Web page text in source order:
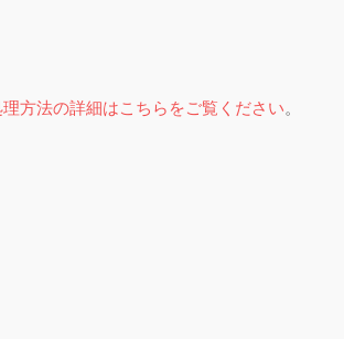
方法の詳細はこちらをご覧ください。